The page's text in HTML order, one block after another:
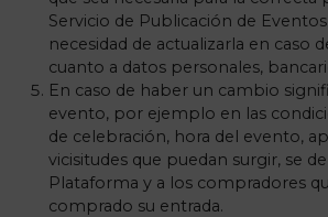
Servicio de Publicación de
necesidad de actualizarla en caso
cuanto a datos personales,
En caso de haber un cambio
evento, por ejemplo en las
de celebración, hora del evento,
vicisitudes que puedan surgir, se
Plataforma y a los compradores
comprado su entrada.